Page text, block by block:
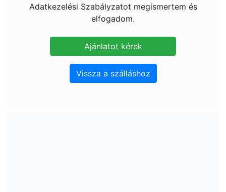
Adatkezelési Szabályzatot megismertem és
elfogadom.
Vissza a szálláshoz